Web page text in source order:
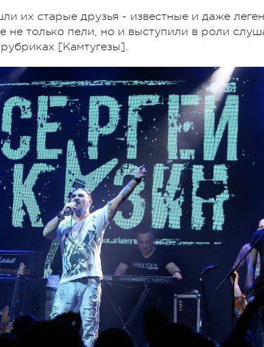
их старые друзья - известные и даже
не только пели, но и выступили в роли
[Камтугезы].